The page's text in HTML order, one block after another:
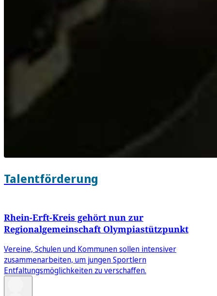
Talentförderung
Rhein-Erft-Kreis gehört nun zur
Regionalgemeinschaft Olympiastützpunkt
Vereine, Schulen und Kommunen sollen intensiver
zusammenarbeiten, um jungen Sportlern
Entfaltungsmöglichkeiten zu verschaffen.